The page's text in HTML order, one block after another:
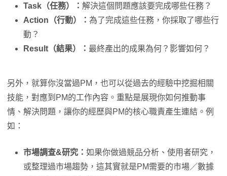
Task（任務）： 解決這個問題應該要完成哪些任務？
Action（行動）： 為了完成這些任務，你採取了哪些行
動？
Result（結果）： 最終產出的成果為何？影響如何？
另外，就算你沒當過PM，也可以從過去的經驗中挖掘相關
技能，對應到PM的工作內容。重點是展現你如何推動事
情、解決問題，讓你的經歷與PM的核心職責產生連結。例
如：
市場調查&研究： 如果你做過競品分析、使用者研究，
或整理過市場趨勢，這其實就是PM需要的市場／數據